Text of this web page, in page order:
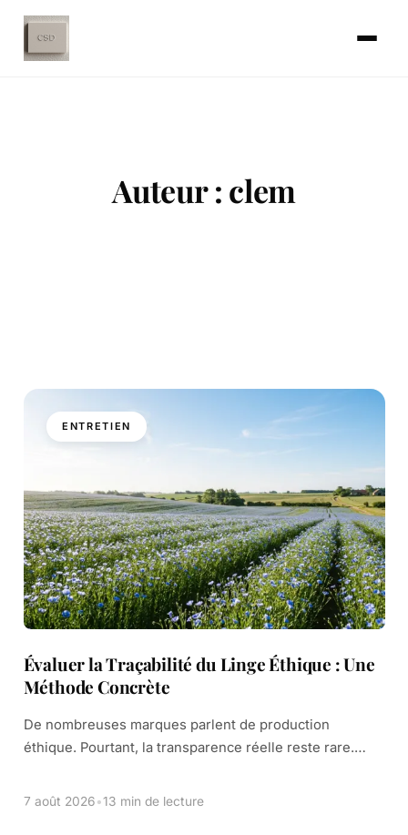
Auteur :clem
ENTRETIEN
Évaluer la Traçabilité du Linge Éthique : Une
Méthode Concrète
De nombreuses marques parlent de production
éthique. Pourtant, la transparence réelle reste rare.
valeurs. Mais face aux étiquettes, vous […]
7 août 2026•13 min de lecture